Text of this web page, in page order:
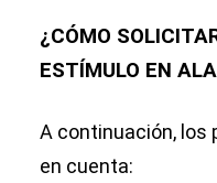
¿CÓMO
ESTÍMULO EN
A continuación, los
en cuenta: